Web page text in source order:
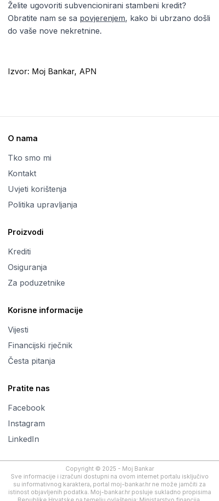
Želite ugovoriti subvencionirani stambeni kredit?
Obratite nam se sa povjerenjem, kako bi ubrzano došli
do vaše nove nekretnine.
Izvor: Moj Bankar, APN
O nama
Tko smo mi
Kontakt
Uvjeti korištenja
Politika upravljanja
Proizvodi
Krediti
Osiguranja
Za poduzetnike
Korisne informacije
Vijesti
Financijski rječnik
Česta pitanja
Pratite nas
Facebook
Instagram
LinkedIn
Copyright © 2025 - Moj Bankar
Sve informacije i izračuni dostupni na ovom internet portalu isključivo
su informativnog karaktera, portal moj-bankar.hr ne može jamčiti za
istinost objavljenih podatka. Moj-bankar.hr posluje sukladno propisima